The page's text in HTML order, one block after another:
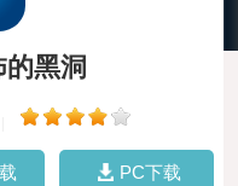
黑洞
PC下载